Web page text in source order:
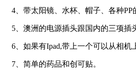
4 、带太阳镜、水杯、帽子、各种PP
5 、澳洲的电源插头跟国内的三项
6 、如果有Ipad,带上一个可以从相机
7 、简单的药品和创可贴。